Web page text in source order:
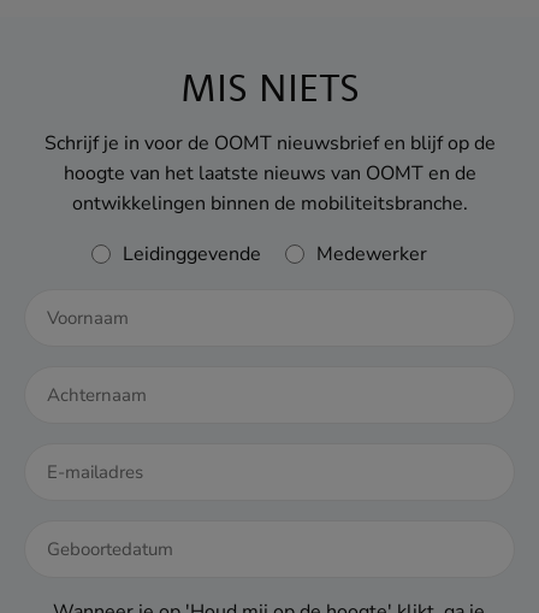
MIS NIETS
Schrijf je in voor de OOMT nieuwsbrief en blijf op de
hoogte van het laatste nieuws van OOMT en de
ontwikkelingen binnen de mobiliteitsbranche.
Rol
Leidinggevende Medewerker
DD